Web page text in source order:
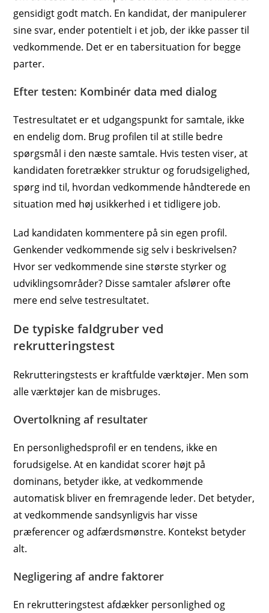
gensidigt godt match. En kandidat, der manipulerer
sine svar, ender potentielt i et job, der ikke passer til
vedkommende. Det er en tabersituation for begge
parter.
Efter testen: Kombinér data med dialog
Testresultatet er et udgangspunkt for samtale, ikke
en endelig dom. Brug profilen til at stille bedre
spørgsmål i den næste samtale. Hvis testen viser, at
kandidaten foretrækker struktur og forudsigelighed,
spørg ind til, hvordan vedkommende håndterede en
situation med høj usikkerhed i et tidligere job.
Lad kandidaten kommentere på sin egen profil.
Genkender vedkommende sig selv i beskrivelsen?
Hvor ser vedkommende sine største styrker og
udviklingsområder? Disse samtaler afslører ofte
mere end selve testresultatet.
De typiske faldgruber ved
rekrutteringstest
Rekrutteringstests er kraftfulde værktøjer. Men som
alle værktøjer kan de misbruges.
Overtolkning af resultater
En personlighedsprofil er en tendens, ikke en
forudsigelse. At en kandidat scorer højt på
dominans, betyder ikke, at vedkommende
automatisk bliver en fremragende leder. Det betyder,
at vedkommende sandsynligvis har visse
præferencer og adfærdsmønstre. Kontekst betyder
alt.
Negligering af andre faktorer
En rekrutteringstest afdækker personlighed og